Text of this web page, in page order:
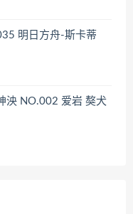
明日方舟-斯卡蒂
泱 NO.002 爱岩 獒犬